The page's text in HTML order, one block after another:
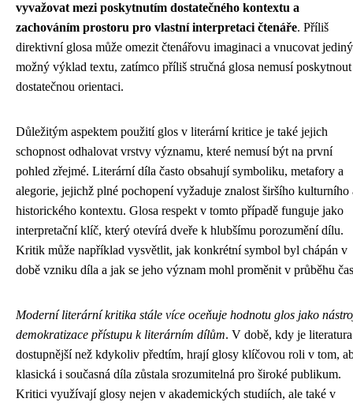
vyvažovat mezi poskytnutím dostatečného kontextu a
zachováním prostoru pro vlastní interpretaci čtenáře. Příliš
direktivní glosa může omezit čtenářovu imaginaci a vnucovat jediný
možný výklad textu, zatímco příliš stručná glosa nemusí poskytnout
dostatečnou orientaci.
Důležitým aspektem použití glos v literární kritice je také jejich
schopnost odhalovat vrstvy významu, které nemusí být na první
pohled zřejmé. Literární díla často obsahují symboliku, metafory a
alegorie, jejichž plné pochopení vyžaduje znalost širšího kulturního
historického kontextu. Glosa respekt v tomto případě funguje jako
interpretační klíč, který otevírá dveře k hlubšímu porozumění dílu.
Kritik může například vysvětlit, jak konkrétní symbol byl chápán v
době vzniku díla a jak se jeho význam mohl proměnit v průběhu
Moderní literární kritika stále více oceňuje hodnotu glos jako
demokratizace přístupu k literárním dílům. V době, kdy je literatura
dostupnější než kdykoliv předtím, hrají glosy klíčovou roli v tom,
klasická i současná díla zůstala srozumitelná pro široké publikum.
Kritici využívají glosy nejen v akademických studiích, ale také v